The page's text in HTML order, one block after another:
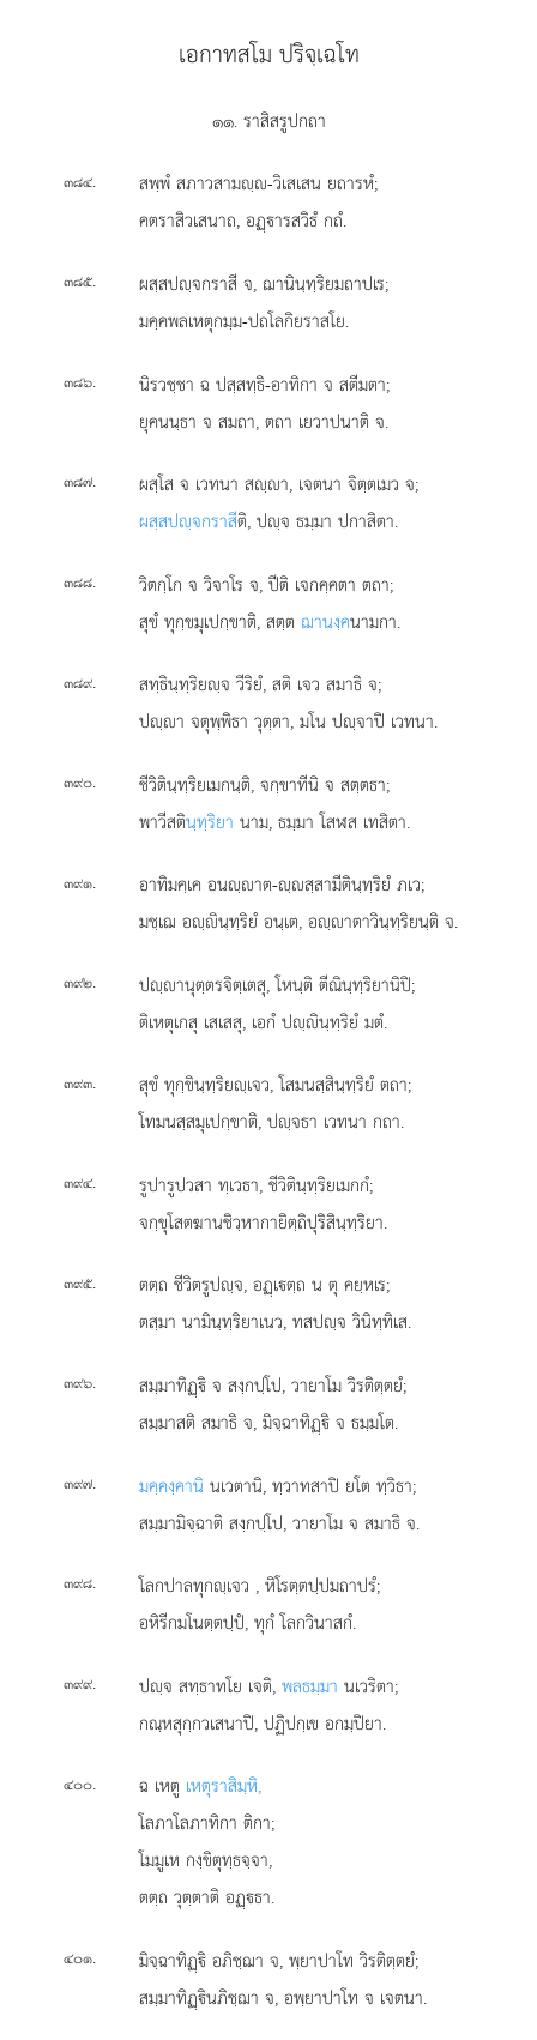
เอกาทสโม ปริจฺเฉโท
๑๑. ราสิสรูปกถา
๓๘๔. สพฺพํ สภาวสามฺ-วิเสเสน ยถารหํ;
คตราสิวเสนาถ, อฏฺารสวิธํ กถํ.
๓๘๕.
ผสฺสปฺจกราสี จ, ฌานินฺทฺริยมถาปเร;
มคฺคพลเหตุกมฺม-ปถโลกิยราสโย.
๓๘๖. นิรวชฺชา ฉ ปสฺสทฺธิ-อาทิกา จ สตีมตา;
ยุคนนฺธา จ สมถา, ตถา เยวาปนาติ จ.
๓๘๗.
ผสฺโส จ เวทนา สฺา, เจตนา จิตฺตเมว จ;
ผสฺสปฺจกราสีติ, ปฺจ ธมฺมา ปกาสิตา.
๓๘๘.
วิตกฺโก จ วิจาโร จ, ปีติ เจกคฺคตา ตถา;
สุขํ ทุกฺขมุเปกฺขาติ, สตฺต ฌานงฺคนามกา.
๓๘๙.
สทฺธินฺทฺริยฺจ วีริยํ, สติ เจว สมาธิ จ;
ปฺา จตุพฺพิธา วุตฺตา, มโน ปฺจาปิ เวทนา.
๓๙๐.
ชีวิตินฺทฺริยเมกนฺติ, จกฺขาทีนิ จ สตฺตธา;
พาวีสตินฺทฺริยา นาม, ธมฺมา โสฬส เทสิตา.
๓๙๑.
อาทิมคฺเค อนฺาต-ฺสฺสามีตินฺทฺริยํ ภเว;
มชฺเฌ อฺินฺทฺริยํ อนฺเต, อฺาตาวินฺทฺริยนฺติ จ.
๓๙๒.
ปฺานุตฺตรจิตฺเตสุ, โหนฺติ ตีณินฺทฺริยานิปิ;
ติเหตุเกสุ เสเสสุ, เอกํ ปฺินฺทฺริยํ มตํ.
๓๙๓.
สุขํ ทุกฺขินฺทฺริยฺเจว, โสมนสฺสินฺทฺริยํ ตถา;
โทมนสฺสมุเปกฺขาติ, ปฺจธา เวทนา กถา.
๓๙๔.
รูปารูปวสา ทฺเวธา, ชีวิตินฺทฺริยเมกกํ;
จกฺขุโสตฆานชิวฺหากายิตฺถิปุริสินฺทฺริยา.
๓๙๕.
ตตฺถ ชีวิตรูปฺจ, อฏฺเตฺถ น ตุ คยฺหเร;
ตสฺมา นามินฺทฺริยาเนว, ทสปฺจ วินิทฺทิเส.
๓๙๖. สมฺมาทิฏฺิ จ สงฺกปฺโป, วายาโม วิรติตฺตยํ;
สมฺมาสติ สมาธิ จ, มิจฺฉาทิฏฺิ จ ธมฺมโต.
๓๙๗. มคฺคงฺคานิ นเวตานิ, ทฺวาทสาปิ ยโต ทฺวิธา;
สมฺมามิจฺฉาติ สงฺกปฺโป, วายาโม จ สมาธิ จ.
๓๙๘. โลกปาลทุกฺเจว , หิโรตฺตปฺปมถาปรํ;
อหิรีกมโนตฺตปฺปํ, ทุกํ โลกวินาสกํ.
๓๙๙. ปฺจ สทฺธาทโย เจติ, พลธมฺมา นเวริตา;
กณฺหสุกฺกวเสนาปิ, ปฏิปกฺเข อกมฺปิยา.
๔๐๐. ฉ เหตู เหตุราสิมฺหิ,
โลภาโลภาทิกา ติกา;
โมมูเห กงฺขิตุทฺธจฺจา,
ตตฺถ วุตฺตาติ อฏฺธา.
๔๐๑.
มิจฺฉาทิฏฺิ อภิชฺฌา จ, พฺยาปาโท วิรติตฺตยํ;
สมฺมาทิฏฺินภิชฺฌา จ, อพฺยาปาโท จ เจตนา.